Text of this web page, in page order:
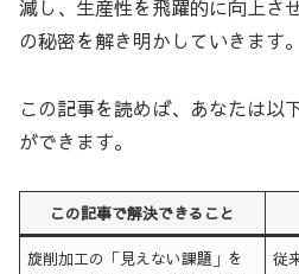
減し、生産性を飛躍的に向上さ
の秘密を解き明かしていきます。
この記事を読めば、あなたは以
ができます。
この記事で解決できること
旋削加工の「見えない課題」を
従